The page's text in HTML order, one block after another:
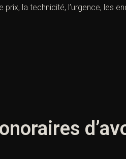
la technicité, l’urgence, les